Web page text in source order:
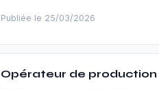
Publiée le 25/03/2026
Opérateur de production